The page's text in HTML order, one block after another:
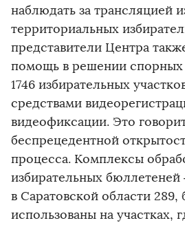
наблюдать за трансляцией
территориальных
представители Центра
помощь в решении спорных
1746 избирательных
средствами
видеофиксации. Это
беспрецедентной
процесса. Комплексы
избирательных
в Саратовской области 289,
использованы на участках,